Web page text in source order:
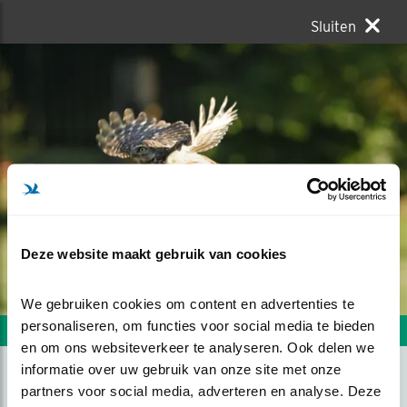
Deze website maakt gebruik van cookies
We gebruiken cookies om content en advertenties te
personaliseren, om functies voor social media te bieden
en om ons websiteverkeer te analyseren. Ook delen we
informatie over uw gebruik van onze site met onze
partners voor social media, adverteren en analyse. Deze
Sluiten
Volgende foto Vorige foto